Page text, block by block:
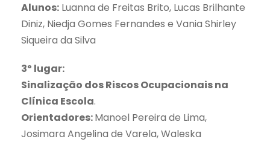
Alunos: Luanna de Freitas Brito, Lucas Brilhante
Diniz, Niedja Gomes Fernandes e Vania Shirley
Siqueira da Silva
3º lugar:
Sinalização dos Riscos Ocupacionais na
Clínica Escola.
Orientadores:Manoel Pereira de Lima,
Josimara Angelina de Varela, Waleska